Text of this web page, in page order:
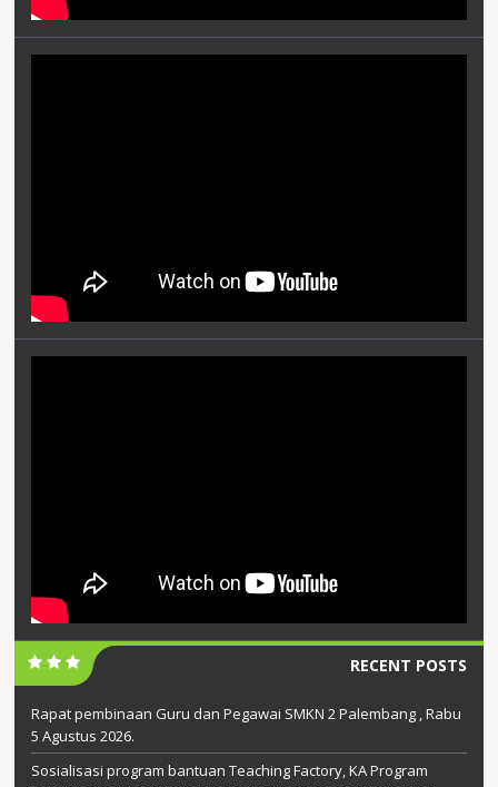
RECENT POSTS
Rapat pembinaan Guru dan Pegawai SMKN 2 Palembang , Rabu
5 Agustus 2026.
Sosialisasi program bantuan Teaching Factory, KA Program